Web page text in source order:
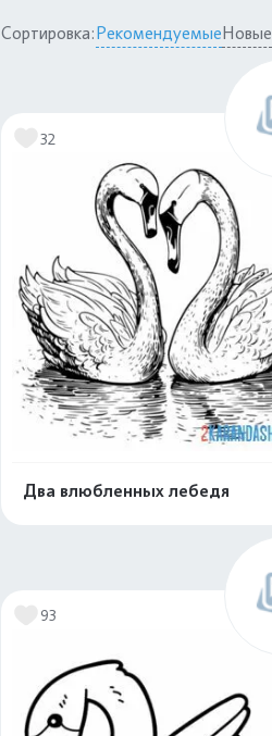
Сортировка:РекомендуемыеНовые
32
Два влюбленных лебедя
93